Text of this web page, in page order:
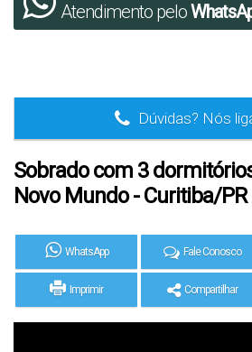
Atendimento pelo
Dúvidas? Nós
Sobrado com 3
Novo Mundo - Curitiba/PR
WhatsApp Fale Conosco
Imprimir Compartilhar